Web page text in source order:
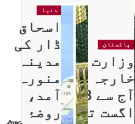
پاکستان
وزارت
خارجہ نے
آج سے 8
اگست تک
دنیا
اسحاق
ڈار کی
مدینہ
منورہ
آمد،
روضۂ